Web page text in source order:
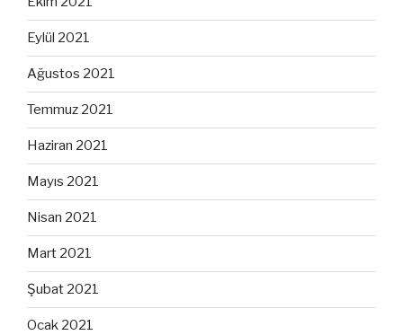
Eylül 2021
Ağustos 2021
Temmuz 2021
Haziran 2021
Mayıs 2021
Nisan 2021
Mart 2021
Şubat 2021
Ocak 2021